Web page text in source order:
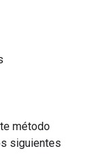
método
siguientes